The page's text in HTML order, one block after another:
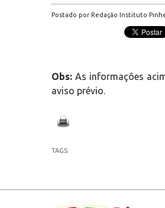
Postado por Redação Instituto
Obs: As informações
aviso prévio.
TAGS: